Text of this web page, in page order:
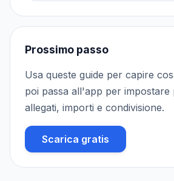
Prossimo passo
Usa queste guide per capire
poi passa all'app per impostare
allegati, importi e condivisione.
Scarica gratis